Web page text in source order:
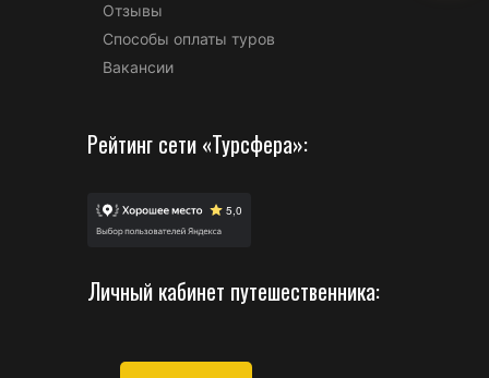
Отзывы
Способы оплаты туров
Вакансии
Рейтинг сети «Турсфера»:
Личный кабинет путешественника: